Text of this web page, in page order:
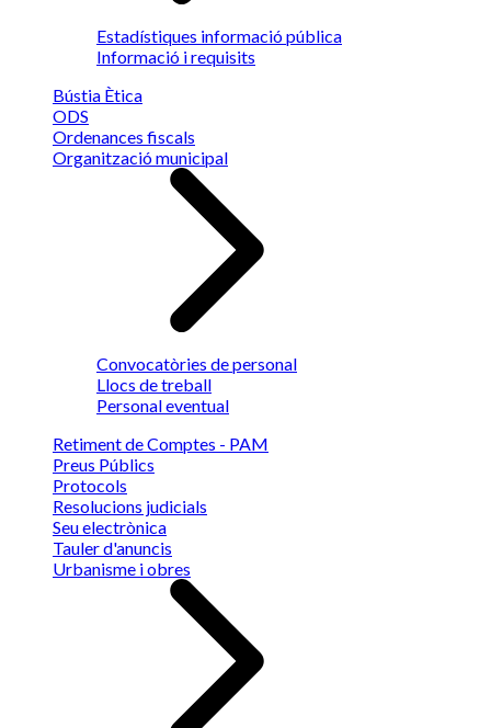
Estadístiques informació pública
Informació i requisits
Bústia Ètica
ODS
Ordenances fiscals
Organització municipal
Convocatòries de personal
Llocs de treball
Personal eventual
Retiment de Comptes - PAM
Preus Públics
Protocols
Resolucions judicials
Seu electrònica
Tauler d'anuncis
Urbanisme i obres